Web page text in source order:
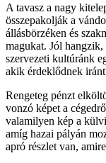
A tavasz a nagy
összepakolják a
állásbörzéken és
magukat. Jól
szervezeti kultúránk
akik érdeklődnek
Rengeteg pénzt
vonzó képet a
valamilyen kép a
amíg hazai pályán
apró részlet van,